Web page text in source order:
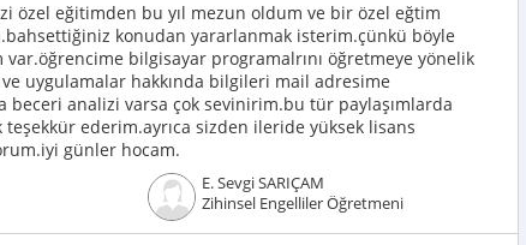
özel eğitimden bu yıl mezun oldum ve bir özel eğtim
konudan yararlanmak isterim.çünkü böyle
bilgisayar programalrını öğretmeye yönelik
uygulamalar hakkında bilgileri mail adresime
beceri analizi varsa çok sevinirim.bu tür paylaşımlarda
ederim.ayrıca sizden ileride yüksek lisans
günler hocam.
E. Sevgi SARIÇAM
Zihinsel Engelliler Öğretmeni